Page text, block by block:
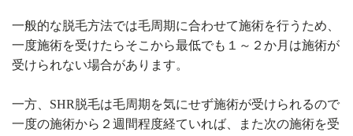
一般的な脱毛方法では毛周期に合わせて施術を行うため、
一度施術を受けたらそこから最低でも１～２か月は施術が
受けられない場合があります。
一方、SHR脱毛は毛周期を気にせず施術が受けられるので
一度の施術から２週間程度経ていれば、また次の施術を受